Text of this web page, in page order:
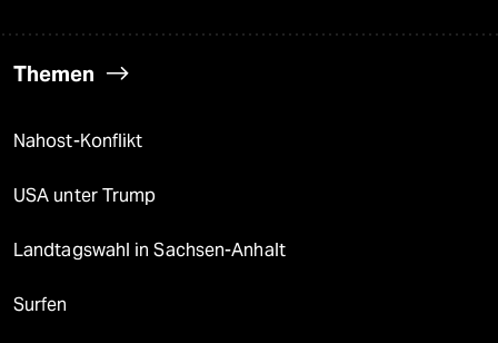
Themen
Nahost-Konflikt
USA unter Trump
Landtagswahl in Sachsen-Anhalt
Surfen